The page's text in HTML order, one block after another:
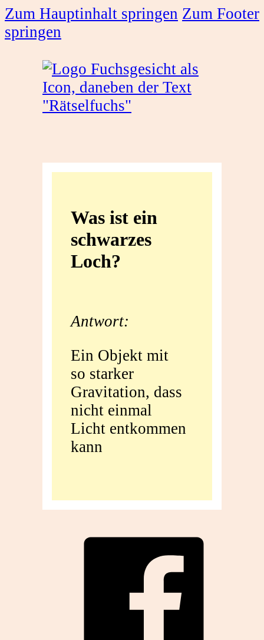
Zum Hauptinhalt springen Zum Footer
springen
schwarzes
Was ist ein
schwarzes
Loch?
Antwort:
Ein Objekt mit
so starker
Gravitation, dass
nicht einmal
Licht entkommen
kann